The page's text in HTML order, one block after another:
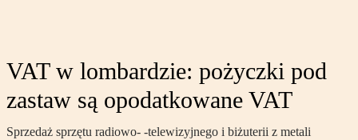
VAT w lombardzie: pożyczki pod
zastaw są opodatkowane VAT
Sprzedaż sprzętu radiowo- -telewizyjnego i biżuterii z metali